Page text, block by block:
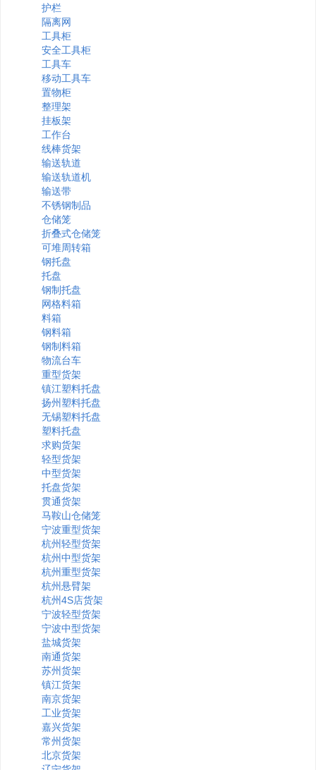
护栏
隔离网
工具柜
安全工具柜
工具车
移动工具车
置物柜
整理架
挂板架
工作台
线棒货架
输送轨道
输送轨道机
输送带
不锈钢制品
仓储笼
折叠式仓储笼
可堆周转箱
钢托盘
托盘
钢制托盘
网格料箱
料箱
钢料箱
钢制料箱
物流台车
重型货架
镇江塑料托盘
扬州塑料托盘
无锡塑料托盘
塑料托盘
求购货架
轻型货架
中型货架
托盘货架
贯通货架
马鞍山仓储笼
宁波重型货架
杭州轻型货架
杭州中型货架
杭州重型货架
杭州悬臂架
杭州4S店货架
宁波轻型货架
宁波中型货架
盐城货架
南通货架
苏州货架
镇江货架
南京货架
工业货架
嘉兴货架
常州货架
北京货架